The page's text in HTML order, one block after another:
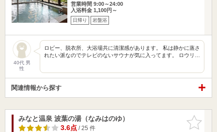
営業時間 9:00～24:00
入浴料金 1,100円～
日帰り 岩盤浴
40代 男
性
ロビー、脱衣所、大浴場共に清潔感があります。 私は静かに蒸さ
れたい派なのでテレビのないサウナが気に入ってます。 ロウリ…
関連情報から探す
お気に入
りに追加
みなと温泉 波葉の湯（なみはのゆ）
3.6点/ 25 件